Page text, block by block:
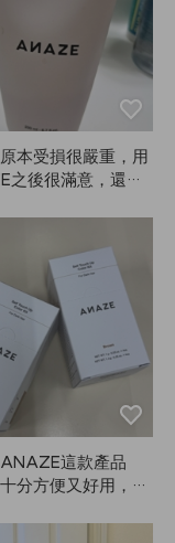
很絲滑，我只是當
和熱保護霜在用，
待。結果越用越覺得
好，真的能感受到
本受損很嚴重，用
之後很滿意，還幫
算持續使用看看。
這款產品
分方便又好用，同